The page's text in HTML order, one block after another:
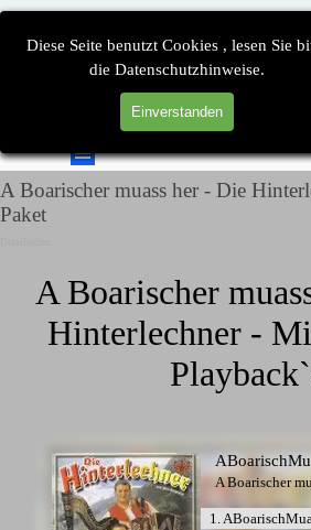
Diese Seite benutzt Cookies , lesen Sie
die Datenschutzhinweise.
Einverstanden
Direkt zum Seiteninhalt
Menü
A Boarischer muass her - Die
Paket
A Boarischer
Hinterlechner -
A Boarischer
1.